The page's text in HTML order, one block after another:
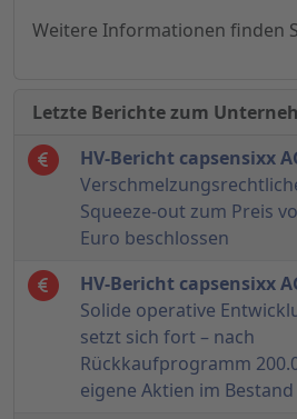
Weitere Informationen finden
Letzte Berichte zum
HV-Bericht capsensixx
Squeeze-out zum Preis
Euro beschlossen
HV-Bericht capsensixx
Solide operative
setzt sich fort – nach
Rückkaufprogramm
eigene Aktien im Bestand